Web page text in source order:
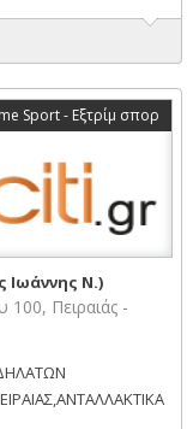
Sport - Εξτρίμ σπορ
Ιωάννης Ν.)
Πειραιάς -